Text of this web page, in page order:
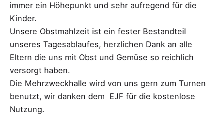
immer ein Höhepunkt und sehr aufregend für die
Kinder.
Unsere Obstmahlzeit ist ein fester Bestandteil
unseres Tagesablaufes, herzlichen Dank an alle
Eltern die uns mit Obst und Gemüse so reichlich
versorgt haben.
Die Mehrzweckhalle wird von uns gern zum Turnen
benutzt, wir danken dem EJF für die kostenlose
Nutzung.